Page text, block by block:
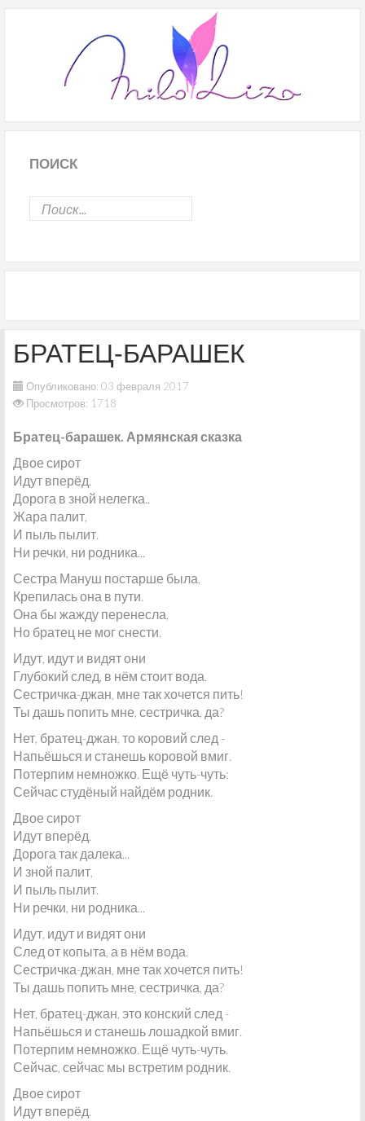
ПОИСК
БРАТЕЦ-БАРАШЕК
Опубликовано: 03 февраля 2017
Просмотров: 1718
Братец-барашек. Армянская сказка
Двое сирот
Идут вперёд.
Дорога в зной нелегка..
Жара палит,
И пыль пылит.
Ни речки, ни родника...
Сестра Мануш постарше была,
Крепилась она в пути.
Она бы жажду перенесла,
Но братец не мог снести.
Идут, идут и видят они
Глубокий след, в нём стоит вода.
Сестричка-джан, мне так хочется пить!
Ты дашь попить мне, сестричка, да?
Нет, братец-джан, то коровий след -
Напьёшься и станешь коровой вмиг.
Потерпим немножко. Ещё чуть-чуть:
Сейчас студёный найдём родник.
Двое сирот
Идут вперёд.
Дорога так далека...
И зной палит,
И пыль пылит.
Ни речки, ни родника...
Идут, идут и видят они
След от копыта, а в нём вода.
Сестричка-джан, мне так хочется пить!
Ты дашь попить мне, сестричка, да?
Нет, братец-джан, это конский след -
Напьёшься и станешь лошадкой вмиг.
Потерпим немножко. Ещё чуть-чуть.
Сейчас, сейчас мы встретим родник.
Двое сирот
Идут вперёд.